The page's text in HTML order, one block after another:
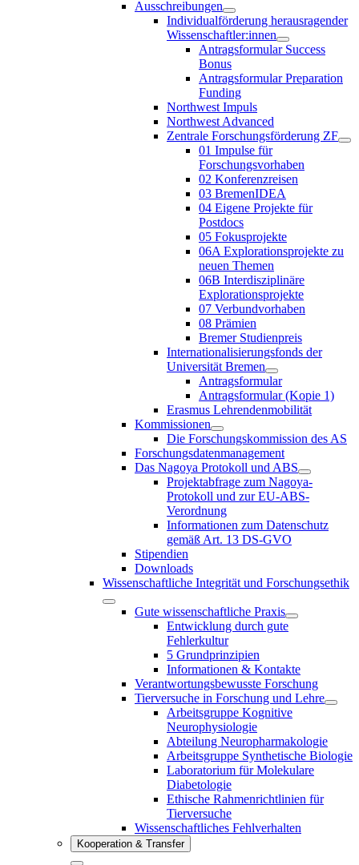
Ausschreibungen
Individualförderung herausragender
Wissenschaftler:innen
Antragsformular Success
Bonus
Antragsformular Preparation
Funding
Northwest Impuls
Northwest Advanced
Zentrale Forschungsförderung ZF
01 Impulse für
Forschungsvorhaben
02 Konferenzreisen
03 BremenIDEA
04 Eigene Projekte für
Postdocs
05 Fokusprojekte
06A Explorationsprojekte zu
neuen Themen
06B Interdisziplinäre
Explorationsprojekte
07 Verbundvorhaben
08 Prämien
Bremer Studienpreis
Internationalisierungsfonds der
Universität Bremen
Antragsformular
Antragsformular (Kopie 1)
Erasmus Lehrendenmobilität
Kommissionen
Die Forschungskommission des AS
Forschungsdatenmanagement
Das Nagoya Protokoll und ABS
Projektabfrage zum Nagoya-
Protokoll und zur EU-ABS-
Verordnung
Informationen zum Datenschutz
gemäß Art. 13 DS-GVO
Stipendien
Downloads
Wissenschaftliche Integrität und Forschungsethik
Gute wissenschaftliche Praxis
Entwicklung durch gute
Fehlerkultur
5 Grundprinzipien
Informationen & Kontakte
Verantwortungsbewusste Forschung
Tierversuche in Forschung und Lehre
Arbeitsgruppe Kognitive
Neurophysiologie
Abteilung Neuropharmakologie
Arbeitsgruppe Synthetische Biologie
Laboratorium für Molekulare
Diabetologie
Ethische Rahmenrichtlinien für
Tierversuche
Wissenschaftliches Fehlverhalten
Kooperation & Transfer